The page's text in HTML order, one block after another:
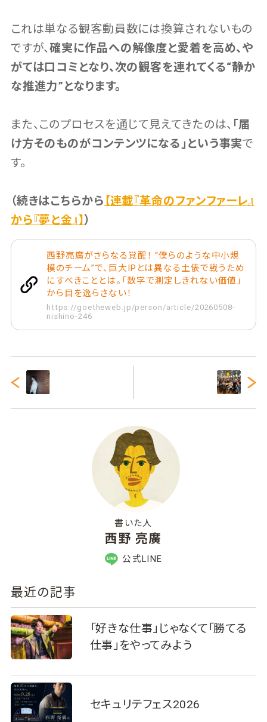
これは単なる観客動員数には換算されないもの
ですが、確実に作品への解像度と愛着を高め、や
がては口コミとなり、次の観客を連れてくる“静か
な推進力”となります。
また、このプロセスを通じて見えてきたのは、 「届
け方そのものがコンテンツになる」という事実で
す。
（続きはこちらから 【連載『革命のファンファーレ』
から『夢と金』】 ）
西野亮廣がさらなる覚醒！ “僕らのような中小規
模のチーム”で、巨大IPとは異なる土俵で戦うため
にすべきこととは。「数字で測定しきれない価値」
から目を逸らさない！
https://goetheweb.jp/person/article/20260508-
nishino-246
書いた人
西野 亮廣
公式LINE
最近の記事
「好きな仕事」じゃなくて「勝てる
仕事」をやってみよう
セキュリテフェス2026